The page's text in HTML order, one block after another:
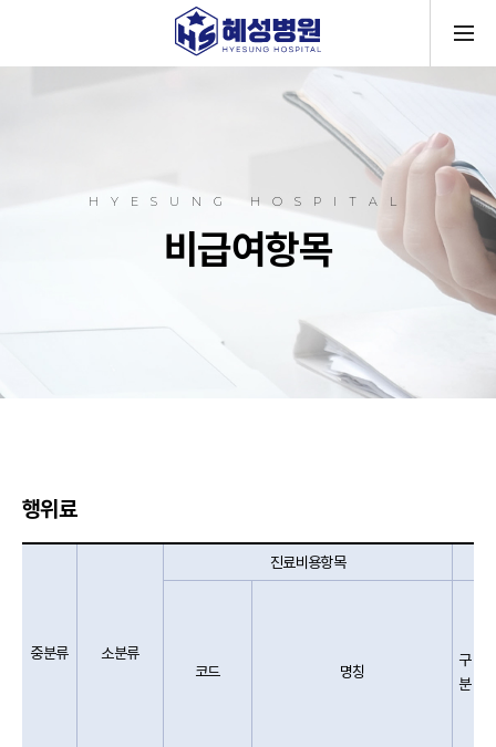
메뉴
HYESUNG HOSPITAL
비급여항목
행위료
중분류 소분류
진료비용항목
코드 명칭
구
분